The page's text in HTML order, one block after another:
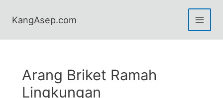
KangAsep.com
Arang Briket Ramah
Lingkungan